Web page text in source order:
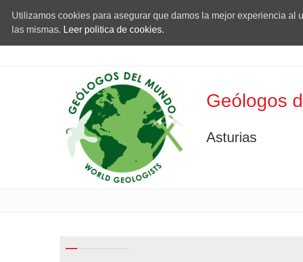
Geólogos
Asturias
Utilizamos cookies para asegurar que damos la mejor experiencia
las mismas. Leer politica de cookies.